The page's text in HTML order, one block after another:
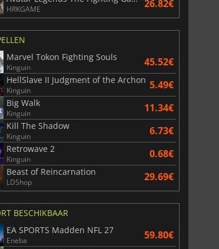
36.40
HRKGAME 26.82€
Marvel Tokon Fighting Souls
Kinguin 45.52€
HellSlave II Judgment of the Archon
Kinguin 5.49€
Big Walk
Kinguin 11.34€
Kill The Shadow
Kinguin 6.73€
Retrowave 2
Kinguin 0.68€
Beast of Reincarnation
LDShop 29.69€
BESCHIKBAAR
EA SPORTS Madden NFL 27
Eneba 59.80€